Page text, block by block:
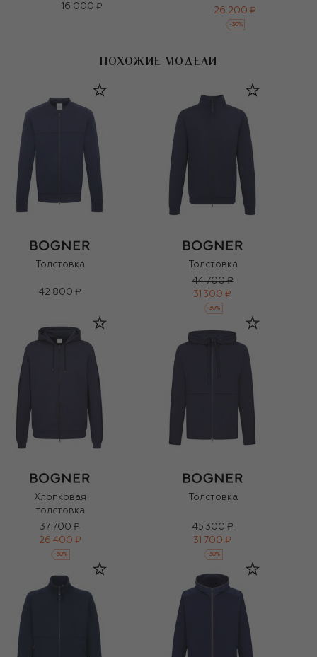
16 000 ₽
26 200 ₽
-30%
ПОХОЖИЕ МОДЕЛИ
Толстовка
42 800 ₽
Толстовка
44 700 ₽
31 300 ₽
-30%
Хлопковая
толстовка
37 700 ₽
26 400 ₽
-30%
Толстовка
45 300 ₽
31 700 ₽
-30%